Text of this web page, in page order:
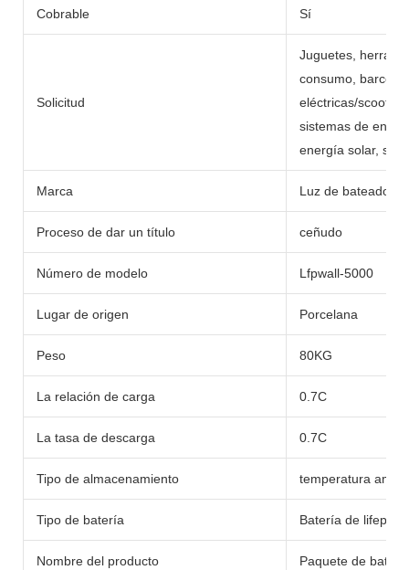
Cobrable Sí
Solicitud
Juguetes,
consumo, barcos,
eléctricas/
sistemas de
energía solar,
Marca Luz de bateador
Proceso de dar un título ceñudo
Número de modelo Lfpwall-5000
Lugar de origen Porcelana
Peso 80KG
La relación de carga 0.7C
La tasa de descarga 0.7C
Tipo de almacenamiento temperatura
Tipo de batería Batería de lifepo4/
Nombre del producto Paquete de